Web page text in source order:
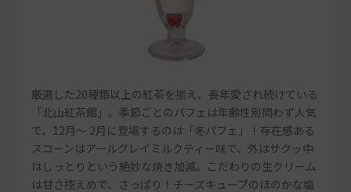
厳選した20種類以上の紅茶を揃え、長年愛され続けている
「北山紅茶館」。季節ごとのパフェは年齢性別問わず人気
で、12月～ 2月に登場するのは「冬パフェ」！存在感ある
スコーンはアールグレイミルクティー味で、外はサクッ中
はしっとりという絶妙な焼き加減。こだわりの生クリーム
は甘さ控えめで、さっぱり！チーズキューブのほのかな塩